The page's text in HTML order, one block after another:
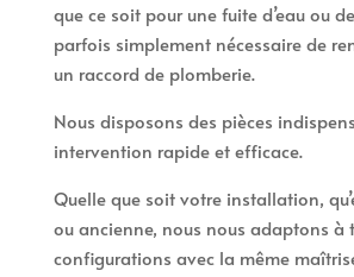
que ce soit pour une fuite d’eau ou
parfois simplement nécessaire de
un raccord de plomberie.
Nous disposons des pièces
intervention rapide et efficace.
Quelle que soit votre installation,
ou ancienne, nous nous adaptons à
configurations avec la même